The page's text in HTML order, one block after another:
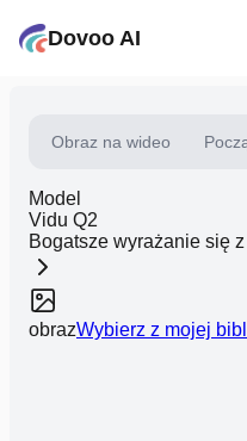
Dovoo AI
Obraz na wideo
Model
Vidu Q2
Bogatsze wyrażanie się
obrazWybierz z mojej